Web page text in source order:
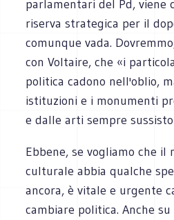
parlamentari del Pd, viene
riserva strategica per il
comunque vada.
con Voltaire, che «i
politica cadono nell'oblio,
istituzioni e i monumenti
e dalle arti sempre
Ebbene, se vogliamo che
culturale abbia qualche
ancora, è vitale e urgente
cambiare politica. Anche